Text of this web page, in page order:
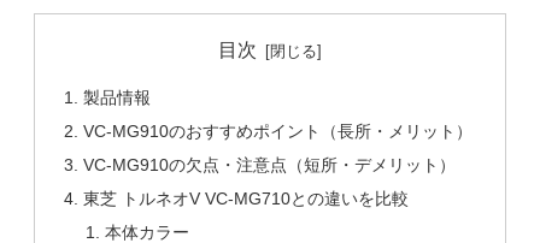
目次
製品情報
VC-MG910のおすすめポイント（長所・メリット）
VC-MG910の欠点・注意点（短所・デメリット）
東芝 トルネオV VC-MG710との違いを比較
本体カラー